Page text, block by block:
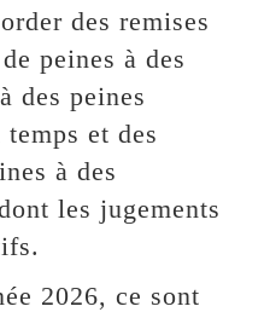
des remises
peines à des
des peines
temps et des
à des
les jugements
2026, ce sont